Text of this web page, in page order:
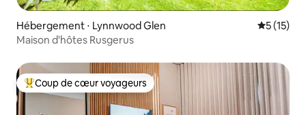
Hébergement ⋅ Lynnwood Glen
5 (15)
Maison d'hôtes Rusgerus
Coups de cœur voyageurs les plus appréciés
Coup de cœur voyageurs